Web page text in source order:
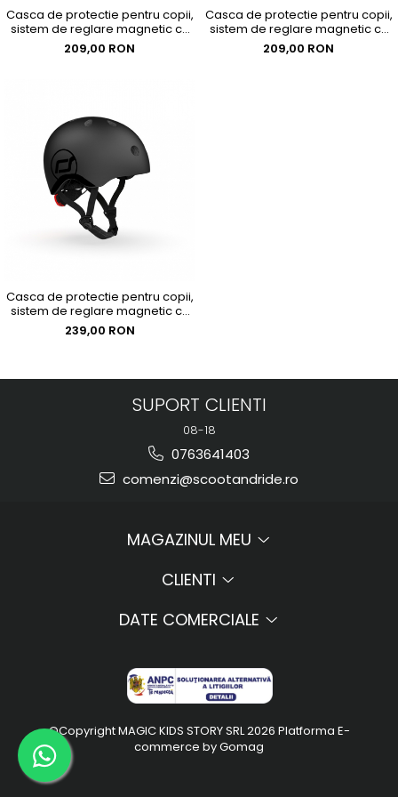
Trotineta pliabila cu roti
luminoase Highwaykick 5, 5 ani +
Casca de protectie pentru copii,
sistem de reglare magnetic cu
led, XXS-S, 45-51 cm, 1 an+, Steel,
Scoot & Ride
209,00 RON
Casca de protectie pentru copii,
sistem de reglare magnetic cu
led, XXS-S, 45-51 cm, 1 an+,
Black, Scoot & Ride
209,00 RON
Casca de protectie pentru copii,
sistem de reglare magnetic cu
led, S-M, 51-55 cm, 3 ani+, Black,
Scoot & Ride
239,00 RON
SUPORT CLIENTI
08-18
0763641403
comenzi@scootandride.ro
MAGAZINUL MEU
CLIENTI
DATE COMERCIALE
©Copyright MAGIC KIDS STORY SRL 2026 Platforma E-
commerce by Gomag